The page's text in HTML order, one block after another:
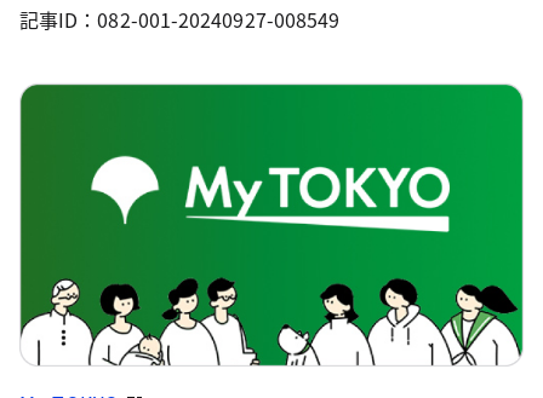
記事ID：082-001-20240927-008549